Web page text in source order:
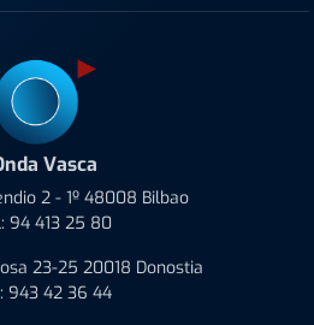
Vasca
2 - 1º 48008 Bilbao
94 413 25 80
23-25 20018 Donostia
943 42 36 44